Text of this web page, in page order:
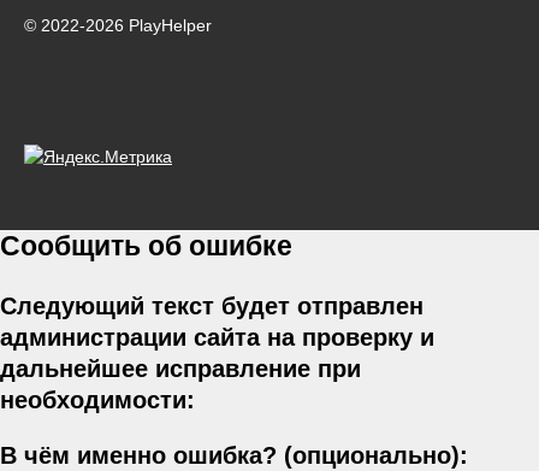
© 2022-2026 PlayHelper
Сообщить об ошибке
Следующий текст будет отправлен
администрации сайта на проверку и
дальнейшее исправление при
необходимости:
В чём именно ошибка? (опционально):